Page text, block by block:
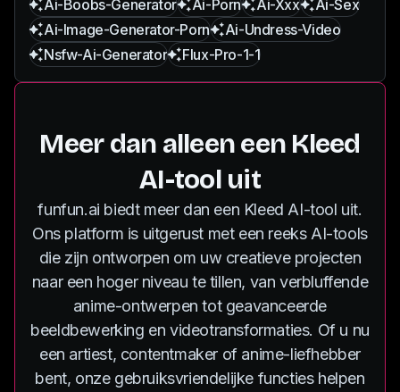
Ai-Boobs-Generator
Ai-Porn Ai-Xxx
Ai-Sex
Ai-Image-Generator-Porn
Ai-Undress-Video
Nsfw-Ai-Generator
Flux-Pro-1-1
Meer dan alleen een Kleed
AI-tool uit
funfun.ai biedt meer dan een Kleed AI-tool uit.
Ons platform is uitgerust met een reeks AI-tools
die zijn ontworpen om uw creatieve projecten
naar een hoger niveau te tillen, van verbluffende
anime-ontwerpen tot geavanceerde
beeldbewerking en videotransformaties. Of u nu
een artiest, contentmaker of anime-liefhebber
bent, onze gebruiksvriendelijke functies helpen